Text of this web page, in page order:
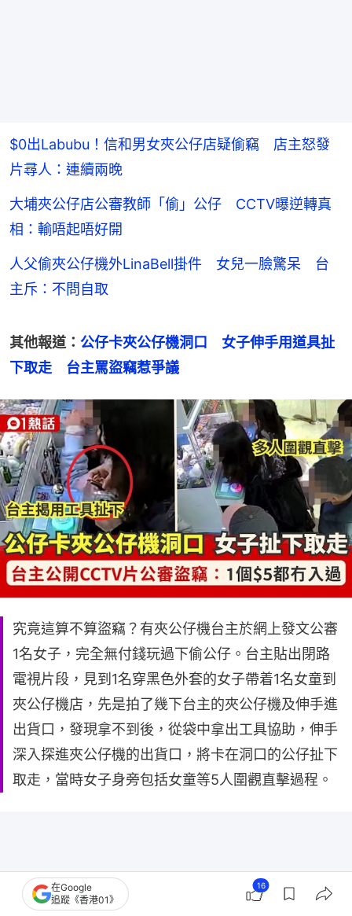
$0出Labubu！信和男女夾公仔店疑偷竊 店主怒發
片尋人：連續兩晚
大埔夾公仔店公審教師「偷」公仔 CCTV曝逆轉真
相：輸唔起唔好開
人父偷夾公仔機外LinaBell掛件 女兒一臉驚呆 台
主斥：不問自取
其他報道： 公仔卡夾公仔機洞口　女子伸手用道具扯
下取走　台主罵盜竊惹爭議
究竟這算不算盜竊？有夾公仔機台主於網上發文公審
1名女子，完全無付錢玩過下偷公仔。台主貼出閉路
電視片段，見到1名穿黑色外套的女子帶着1名女童到
夾公仔機店，先是拍了幾下台主的夾公仔機及伸手進
出貨口，發現拿不到後，從袋中拿出工具協助，伸手
深入探進夾公仔機的出貨口，將卡在洞口的公仔扯下
取走，當時女子身旁包括女童等5人圍觀直擊過程。
在Google
追蹤《香港01》
16